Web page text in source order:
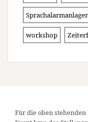
workshop
Für die oben